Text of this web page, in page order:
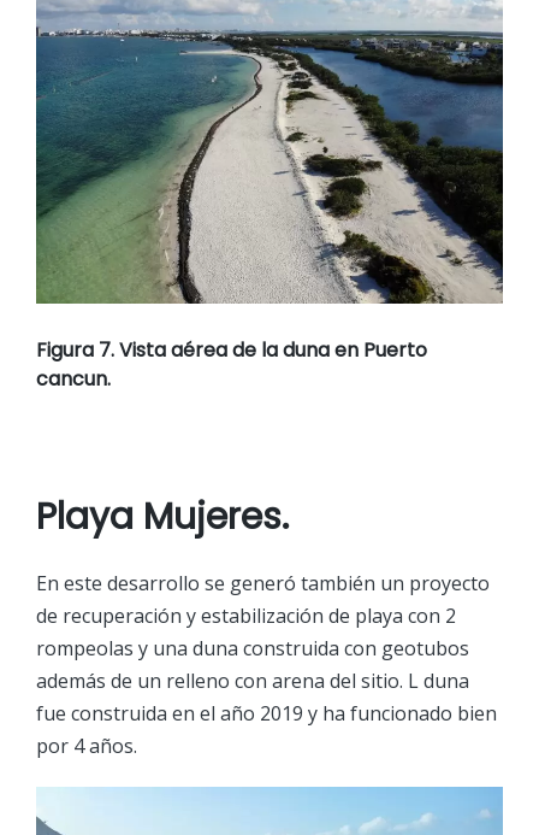
Figura 7. Vista aérea de la duna en Puerto
cancun.
Playa Mujeres.
En este desarrollo se generó también un proyecto
de recuperación y estabilización de playa con 2
rompeolas y una duna construida con geotubos
además de un relleno con arena del sitio. L duna
fue construida en el año 2019 y ha funcionado bien
por 4 años.